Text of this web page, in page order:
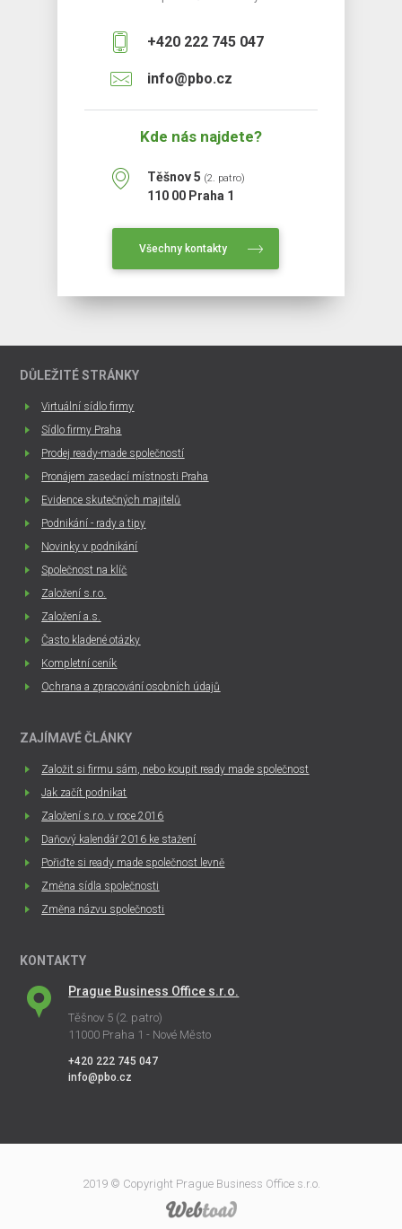
+420 222 745 047
info@pbo.cz
Kde nás najdete?
Těšnov 5 (2. patro)
110 00 Praha 1
Všechny kontakty
DŮLEŽITÉ STRÁNKY
Virtuální sídlo firmy
Sídlo firmy Praha
Prodej ready-made společností
Pronájem zasedací místnosti Praha
Evidence skutečných majitelů
Podnikání - rady a tipy
Novinky v podnikání
Společnost na klíč
Založení s.r.o.
Založení a.s.
Často kladené otázky
Kompletní ceník
Ochrana a zpracování osobních údajů
ZAJÍMAVÉ ČLÁNKY
Založit si firmu sám, nebo koupit ready made společnost
Jak začít podnikat
Založení s.r.o. v roce 2016
Daňový kalendář 2016 ke stažení
Pořiďte si ready made společnost levně
Změna sídla společnosti
Změna názvu společnosti
KONTAKTY
Prague Business Office s.r.o.
Těšnov 5 (2. patro)
11000 Praha 1 - Nové Město
+420 222 745 047
info@pbo.cz
2019 © Copyright Prague Business Office s.r.o.